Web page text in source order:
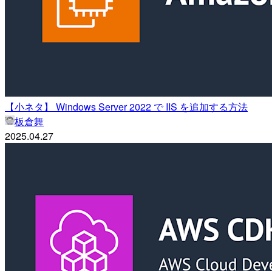
【小ネタ】 Windows Server 2022 で IIS を追加する方法
板倉舞
2025.04.27